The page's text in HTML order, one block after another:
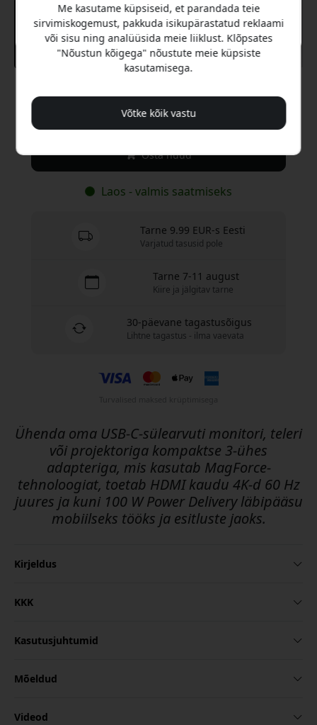
Soovitatav hind
54.99 EUR
Osta nüüd
Laos - valmis saatmiseks
Tarne 9.99 EUR-s Eesti
Varjatud tasusid pole
Tarne 7-11 august
Kiire ja jälgitav tarne
30-päevane tagastusõigus
Lihtne tagastus - ilma vaevata
Ühenda oma USB-C-sülearvuti monitori, teleri
või projektoriga kompaktse 3-ühes
adapteriga, mis kasutab MagForce-
tehnoloogiat, toetab HDMI kaudu 4K-d 60 Hz
juures ja kuni 100 W Power Delivery läbipääsu
mobiilseks tööks ja esitluste jaoks.
Kirjeldus
KKK
Kasutusjuhtumid
Mõeldud
Videod
Me kasutame küpsiseid, et parandada teie
sirvimiskogemust, pakkuda isikupärastatud reklaami
või sisu ning analüüsida meie liiklust. Klõpsates
"Nõustun kõigega" nõustute meie küpsiste
kasutamisega.
Võtke kõik vastu